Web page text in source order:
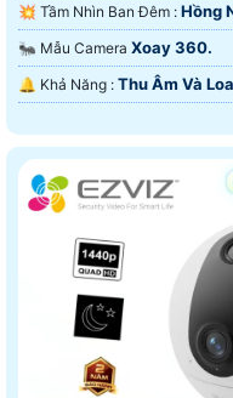
💥 Tầm Nhìn Ban Đêm : Hồng
🐜 Mẫu Camera Xoay 360.
️🔔 Khả Năng : Thu Âm Và